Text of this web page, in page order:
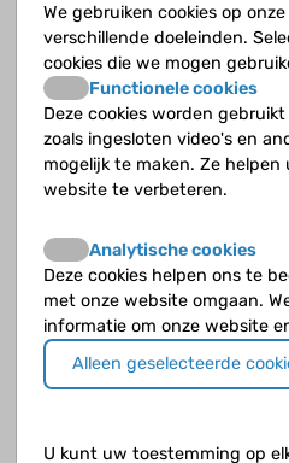
Als nieren niet werken,
dialyseren
Karlien Cransberg was als
Sophia Kinderziekenhuis. Zij was daar
Kindernefrologie en betrokken bij zowel
Zoeken naar de juiste
medicijnen
Lidwien Hanff is ziekenhuisapotheker in
Ik help haar door positief
We gebruiken cookies op
verschillende doeleinden.
cookies die we mogen
Functionele cookies
Deze cookies worden
zoals ingesloten video's en
mogelijk te maken. Ze helpen
website te verbeteren.
Analytische cookies
Deze cookies helpen ons te
met onze website omgaan.
informatie om onze website
Alleen geselecteerde
U kunt uw toestemming op